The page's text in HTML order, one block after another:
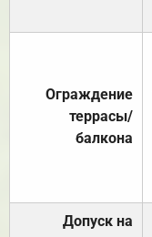
Ограждение
террасы/
балкона
Допуск на